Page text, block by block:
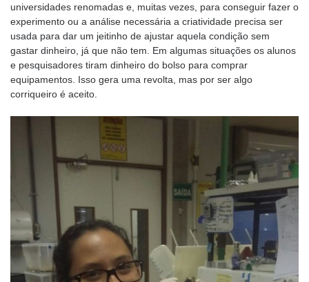
universidades renomadas e, muitas vezes, para conseguir fazer o
experimento ou a análise necessária a criatividade precisa ser
usada para dar um jeitinho de ajustar aquela condição sem
gastar dinheiro, já que não tem. Em algumas situações os alunos
e pesquisadores tiram dinheiro do bolso para comprar
equipamentos. Isso gera uma revolta, mas por ser algo
corriqueiro é aceito.